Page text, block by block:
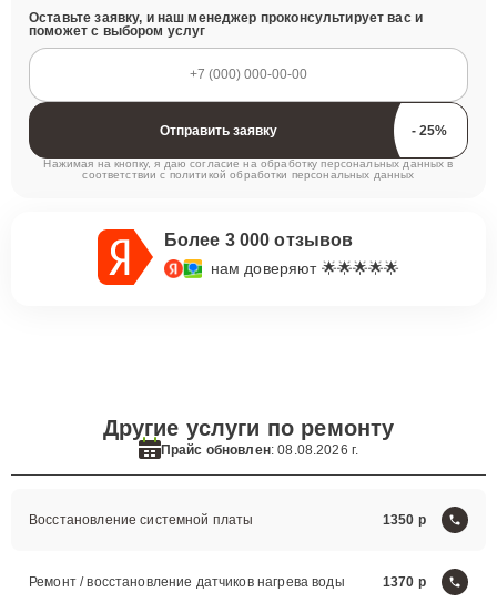
Оставьте заявку, и наш менеджер проконсультирует вас и
поможет с выбором услуг
Отправить заявку
Нажимая на кнопку, я даю согласие на обработку персональных данных в
соответствии с политикой обработки персональных данных
Более 3 000 отзывов
нам доверяют 🌟🌟🌟🌟🌟
Другие услуги по ремонту
Прайс обновлен: 08.08.2026 г.
Восстановление системной платы 1350
Ремонт / восстановление датчиков нагрева воды 1370